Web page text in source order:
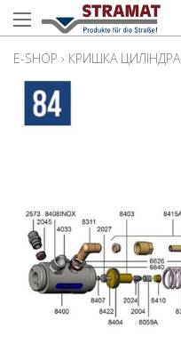
E-SHOP › КРИШКА ЦИЛІНДРА